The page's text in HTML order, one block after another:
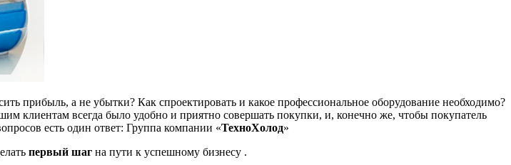
прибыль, а не убытки? Как спроектировать и какое профессиональное оборудование необходимо?
клиентам всегда было удобно и приятно совершать покупки, и, конечно же, чтобы покупатель
есть один ответ: Группа компании «ТехноХолод»
первый шаг на пути к успешному бизнесу .